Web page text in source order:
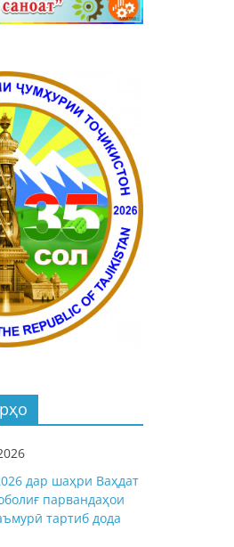
дар шаҳри Ваҳдат
парвандаҳои
тартиб дода